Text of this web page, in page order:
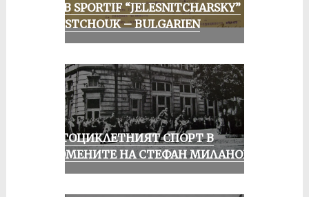
CLUB SPORTIF “JELESNITCHARSKY”
ROUSTCHOUK – BULGARIEN
МОТОЦИКЛЕТНИЯТ СПОРТ В
СПОМЕНИТЕ НА СТЕФАН МИЛАНОВ